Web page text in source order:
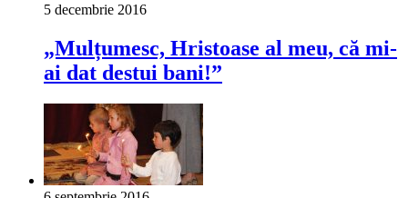
5 decembrie 2016
„Mulțumesc, Hristoase al meu, că mi-
ai dat destui bani!”